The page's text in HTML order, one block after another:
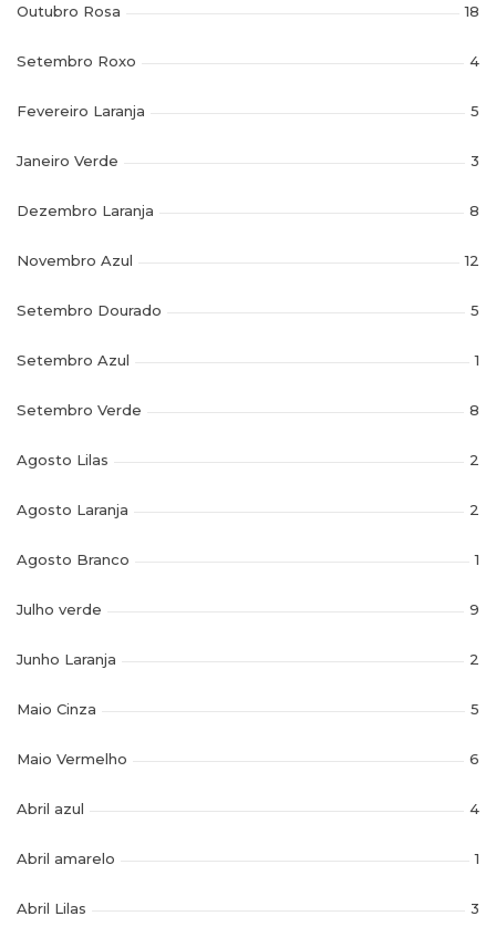
Outubro Rosa 18
Setembro Roxo 4
Fevereiro Laranja 5
Janeiro Verde 3
Dezembro Laranja 8
Novembro Azul 12
Setembro Dourado 5
Setembro Azul 1
Setembro Verde 8
Agosto Lilas 2
Agosto Laranja 2
Agosto Branco 1
Julho verde 9
Junho Laranja 2
Maio Cinza 5
Maio Vermelho 6
Abril azul 4
Abril amarelo 1
Abril Lilas 3